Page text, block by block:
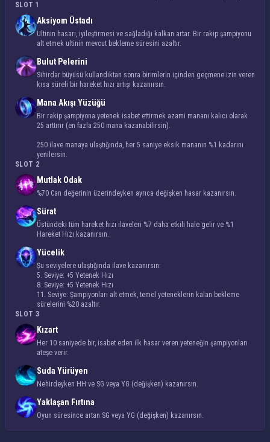
SLOT 1
Aksiyom Üstadı
Ultinin hasarı, iyileştirmesi ve sağladığı kalkan artar. Bir rakip şampiyonu
alt etmek ultinin mevcut bekleme süresini azaltır.
Bulut Pelerini
Sihirdar büyüsü kullandıktan sonra birimlerin içinden geçmene izin veren
kısa süreli bir hareket hızı artışı kazanırsın.
Mana Akışı Yüzüğü
Bir rakip şampiyona yetenek isabet ettirmek azami mananı kalıcı olarak
25 arttırır (en fazla 250 mana kazanabilirsin).
250 ilave manaya ulaştığında, her 5 saniye eksik mananın %1 kadarını
yenilersin.
SLOT 2
Mutlak Odak
%70 Can değerinin üzerindeyken ayrıca değişken hasar kazanırsın.
Sürat
Üstündeki tüm hareket hızı ilaveleri %7 daha etkili hale gelir ve %1
Hareket Hızı kazanırsın.
Yücelik
Şu seviyelere ulaştığında ilave kazanırsın:
5. Seviye: +5 Yetenek Hızı
8. Seviye: +5 Yetenek Hızı
11. Seviye: Şampiyonları alt etmek, temel yeteneklerin kalan bekleme
sürelerini %20 azaltır.
SLOT 3
Kızart
Her 10 saniyede bir, isabet eden ilk hasar veren yeteneğin şampiyonları
ateşe verir.
Suda Yürüyen
Nehirdeyken HH ve SG veya YG (değişken) kazanırsın.
Yaklaşan Fırtına
Oyun süresince artan SG veya YG (değişken) kazanırsın.